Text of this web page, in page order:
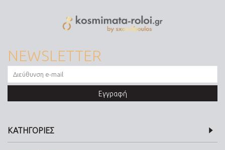
NEWSLETTER
Εγγραφή
ΚΑΤΗΓΟΡΙΕΣ